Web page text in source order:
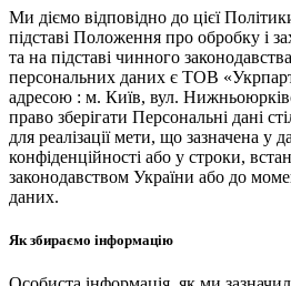
Ми діємо відповідно до цієї
підставі Положення про обробку і
та на підставі чинного
персональних даних є ТОВ
адресою : м. Київ, вул.
право зберігати Персональні дані
для реалізації мети, що зазначена у
конфіденційності або у строки,
законодавством України або до
даних.
Як збираємо інформацію